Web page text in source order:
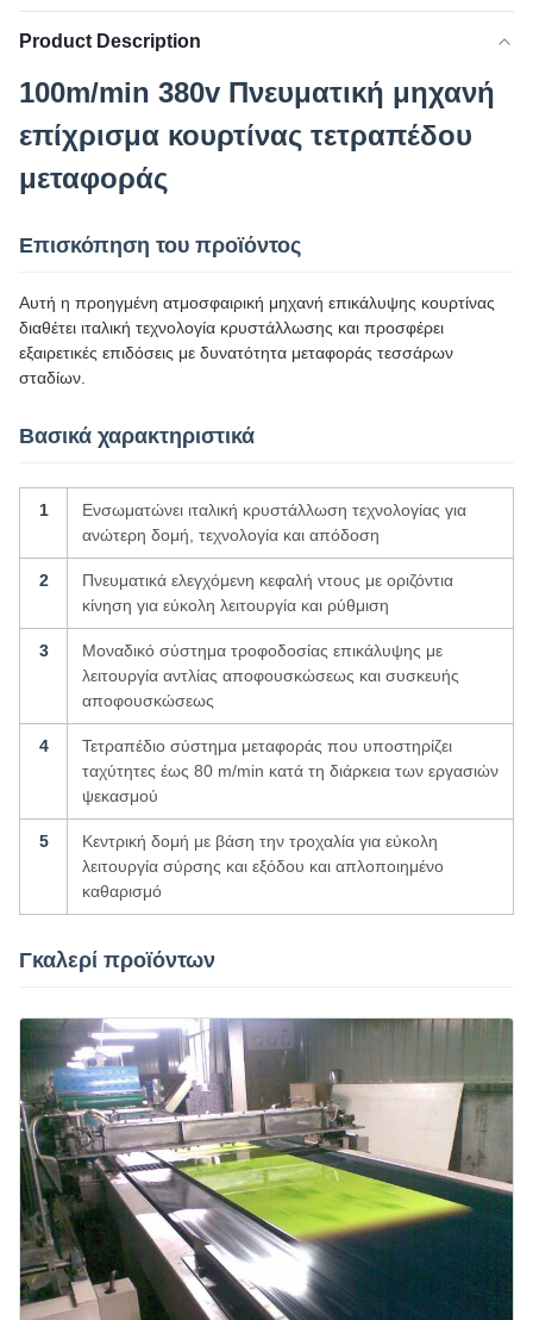
Product Description
100m/min 380v Πνευματική μηχανή
επίχρισμα κουρτίνας τετραπέδου
μεταφοράς
Επισκόπηση του προϊόντος
Αυτή η προηγμένη ατμοσφαιρική μηχανή επικάλυψης κουρτίνας
διαθέτει ιταλική τεχνολογία κρυστάλλωσης και προσφέρει
εξαιρετικές επιδόσεις με δυνατότητα μεταφοράς τεσσάρων
σταδίων.
Βασικά χαρακτηριστικά
1
Ενσωματώνει ιταλική κρυστάλλωση τεχνολογίας για
ανώτερη δομή, τεχνολογία και απόδοση
2
Πνευματικά ελεγχόμενη κεφαλή ντους με οριζόντια
κίνηση για εύκολη λειτουργία και ρύθμιση
3
Μοναδικό σύστημα τροφοδοσίας επικάλυψης με
λειτουργία αντλίας αποφουσκώσεως και συσκευής
αποφουσκώσεως
4
Τετραπέδιο σύστημα μεταφοράς που υποστηρίζει
ταχύτητες έως 80 m/min κατά τη διάρκεια των εργασιών
ψεκασμού
5
Κεντρική δομή με βάση την τροχαλία για εύκολη
λειτουργία σύρσης και εξόδου και απλοποιημένο
καθαρισμό
Γκαλερί προϊόντων